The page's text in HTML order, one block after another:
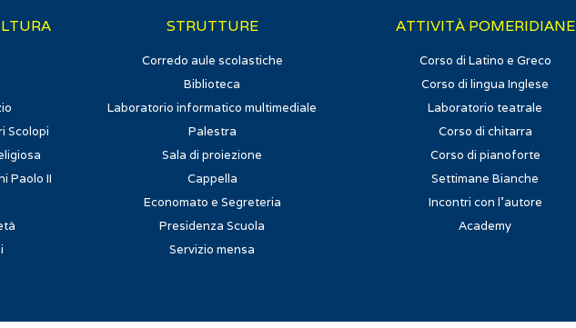
Scolopi
Paolo II
STRUTTURE
Corredo aule scolastiche
Biblioteca
Laboratorio informatico multimediale
Palestra
Sala di proiezione
Cappella
Economato e Segreteria
Presidenza Scuola
Servizio mensa
ATTIVITÀ POMERIDIANE
Corso di Latino e Greco
Corso di lingua Inglese
Laboratorio teatrale
Corso di chitarra
Corso di pianoforte
Settimane Bianche
Incontri con l'autore
Academy